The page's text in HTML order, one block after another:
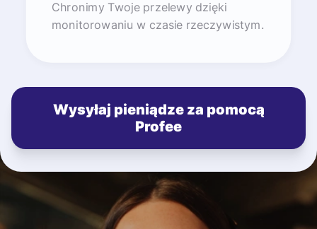
Chronimy Twoje przelewy dzięki
monitorowaniu w czasie rzeczywistym.
Wysyłaj pieniądze za pomocą
Profee